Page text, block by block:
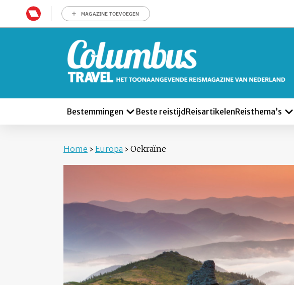
MAGAZINE TOEVOEGEN
Bestemmingen Beste reistijd ReisartikelenReisthema’s
Home › Europa › Oekraïne